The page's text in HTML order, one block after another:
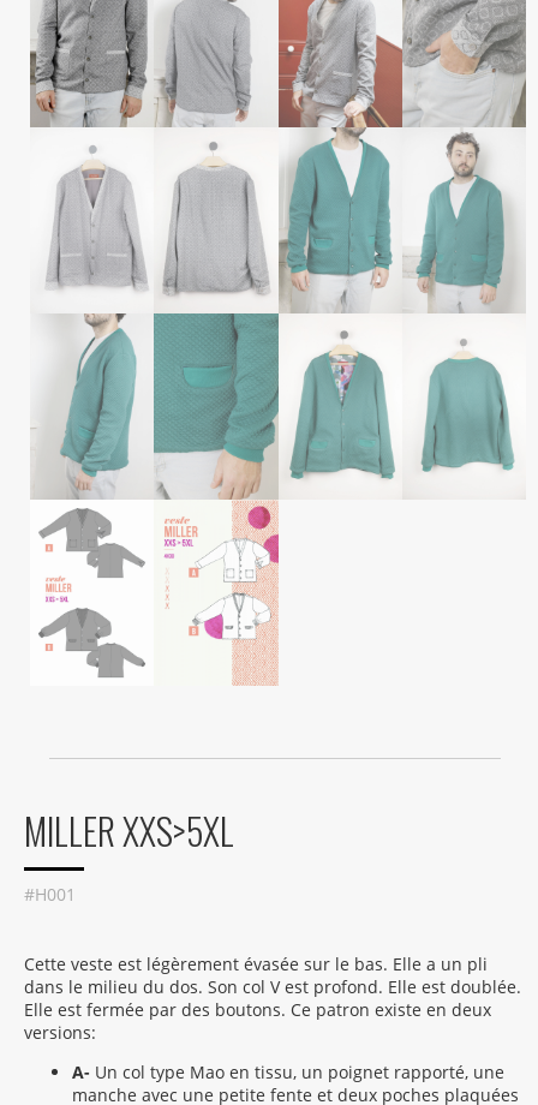
MILLER XXS>5XL
#H001
Cette veste est légèrement évasée sur le bas. Elle a un pli
dans le milieu du dos. Son col V est profond. Elle est doublée.
Elle est fermée par des boutons. Ce patron existe en deux
versions:
A- Un col type Mao en tissu, un poignet rapporté, une
manche avec une petite fente et deux poches plaquées